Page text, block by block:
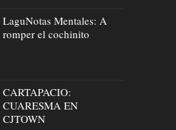
LaguNotas Mentales: A
romper el cochinito
CARTAPACIO:
CUARESMA EN
CJTOWN